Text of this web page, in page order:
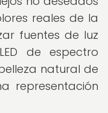
reales de la
fuentes de luz
de espectro
natural de
representación